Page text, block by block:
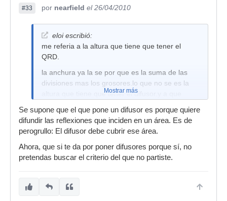
#33 por nearfield el 26/04/2010
eloi escribió:
me referia a la altura que tiene que tener el
QRD.
la anchura ya la se por que es la suma de las
divisiones mas los grosores.lo que no se es la
altura que tiene que tener el difusor.y a que
aver si alguien me lo aclara que este finde tengo
ganas de meterme con el
Mostrar más
Se supone que el que pone un difusor es porque quiere
difundir las reflexiones que inciden en un área. Es de
perogrullo: El difusor debe cubrir ese área.
Ahora, que si te da por poner difusores porque sí, no
pretendas buscar el criterio del que no partiste.